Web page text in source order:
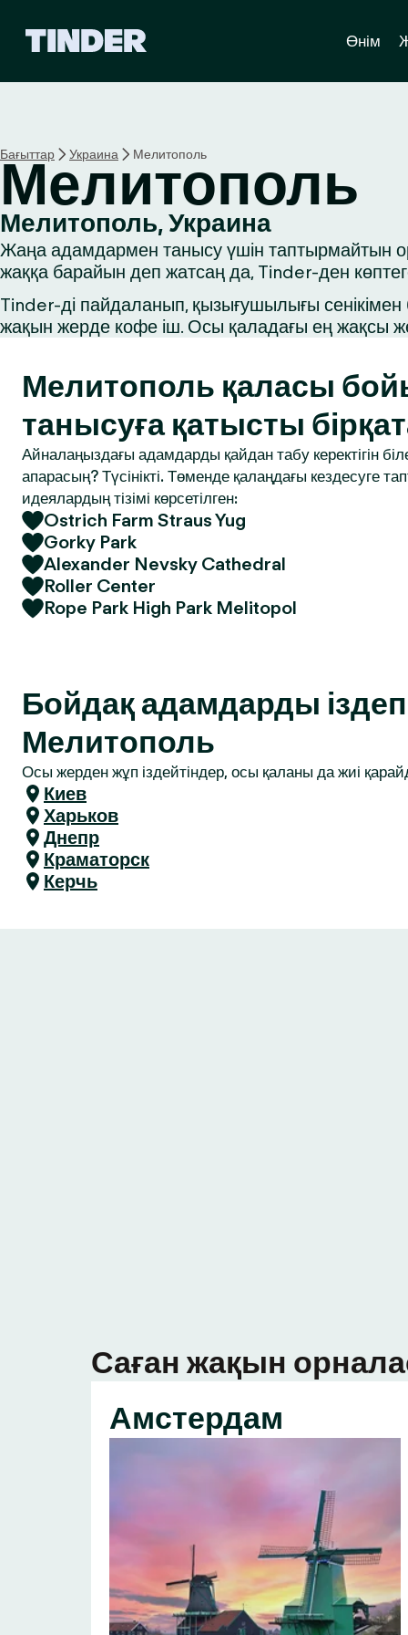
H
o
Өнім
Бағыттар Украина Мелитополь
Мелитополь
Мелитополь, Украина
Жаңа адамдармен танысу үшін таптырмайтын
жаққа барайын деп жатсаң да, Tinder-ден
Tinder-ді пайдаланып, қызығушылығы сенікімен
жақын жерде кофе іш. Осы қаладағы ең жақсы
Мелитополь қаласы
танысуға қатысты
Айналаңыздағы адамдарды қайдан табу керектігін
апарасың? Түсінікті. Төменде қалаңдағы кездесуге
идеялардың тізімі көрсетілген:
Ostrich Farm Straus Yug
Gorky Park
Alexander Nevsky Cathedral
Roller Center
Rope Park High Park Melitopol
Бойдақ адамдарды іздеп
Мелитополь
Осы жерден жұп іздейтіндер, осы қаланы да жиі
Киев
Харьков
Днепр
Краматорск
Керчь
Саған жақын
Амстердам